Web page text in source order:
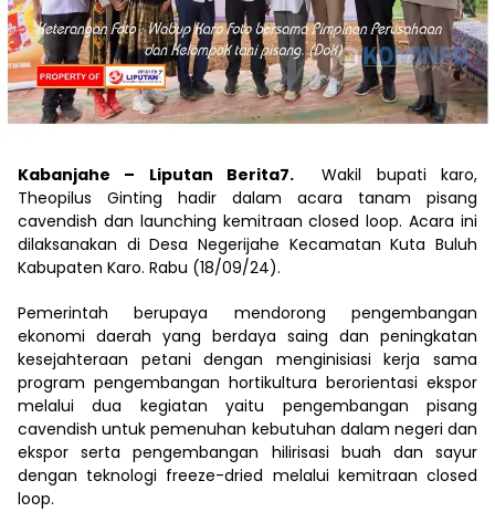
Kabanjahe – Liputan Berita7.Wakil bupati karo,
Theopilus Ginting hadir dalam acara tanam pisang
cavendish dan launching kemitraan closed loop. Acara ini
dilaksanakan di Desa Negerijahe Kecamatan Kuta Buluh
Kabupaten Karo. Rabu (18/09/24).
Pemerintah berupaya mendorong pengembangan
ekonomi daerah yang berdaya saing dan peningkatan
kesejahteraan petani dengan menginisiasi kerja sama
program pengembangan hortikultura berorientasi ekspor
melalui dua kegiatan yaitu pengembangan pisang
cavendish untuk pemenuhan kebutuhan dalam negeri dan
ekspor serta pengembangan hilirisasi buah dan sayur
dengan teknologi freeze-dried melalui kemitraan closed
loop.